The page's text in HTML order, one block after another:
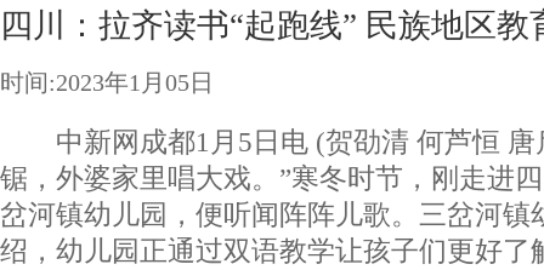
四川：拉齐读书“起跑线” 民族地区教
时间:2023年1月05日
中新网成都1月5日电 (贺劭清 何芦恒 唐
锯，外婆家里唱大戏。”寒冬时节，刚走进
岔河镇幼儿园，便听闻阵阵儿歌。三岔河镇
绍，幼儿园正通过双语教学让孩子们更好了